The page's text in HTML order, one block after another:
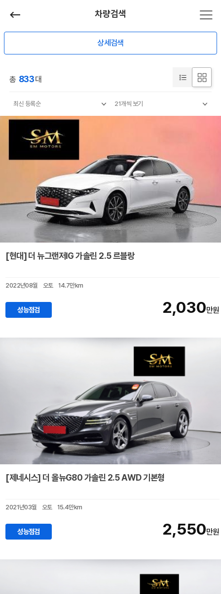
상세검색
차량검색
총 833대
[현대] 더 뉴그랜저IG 가솔린 2.5 르블랑
2022년08월 오토 14.7만km
성능점검 2,030만원
[제네시스] 더 올뉴G80 가솔린 2.5 AWD 기본형
2021년03월 오토 15.4만km
성능점검 2,550만원